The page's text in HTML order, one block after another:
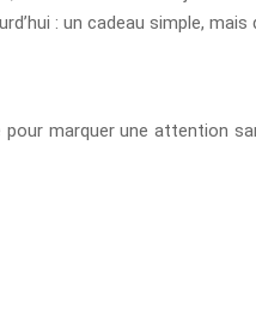
: un cadeau simple, mais
marquer une attention